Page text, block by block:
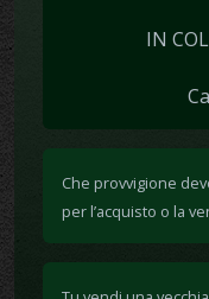
IN
Che provvigione
per l’acquisto o la